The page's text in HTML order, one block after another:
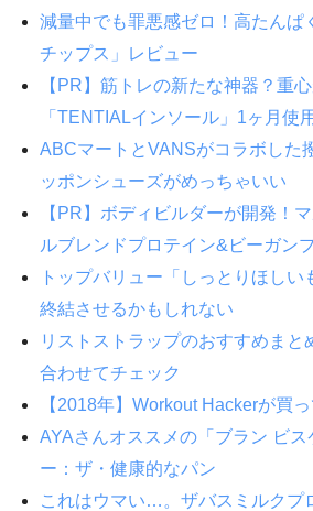
減量中でも罪悪感ゼロ！高たんぱ
チップス」レビュー
【PR】筋トレの新たな神器？重
「TENTIALインソール」1ヶ月使
ABCマートとVANSがコラボした
ッポンシューズがめっちゃいい
【PR】ボディビルダーが開発！
ルブレンドプロテイン&ビーガン
トップバリュー「しっとりほしい
終結させるかもしれない
リストストラップのおすすめまと
合わせてチェック
【2018年】Workout Hackerが買
AYAさんオススメの「ブラン ビス
ー：ザ・健康的なパン
これはウマい…。ザバスミルクプ